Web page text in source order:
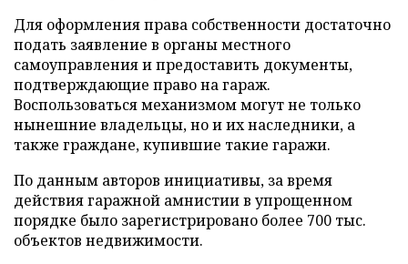
Для оформления права собственности достаточно
подать заявление в органы местного
самоуправления и предоставить документы,
подтверждающие право на гараж.
Воспользоваться механизмом могут не только
нынешние владельцы, но и их наследники, а
также граждане, купившие такие гаражи.
По данным авторов инициативы, за время
действия гаражной амнистии в упрощенном
порядке было зарегистрировано более 700 тыс.
объектов недвижимости.